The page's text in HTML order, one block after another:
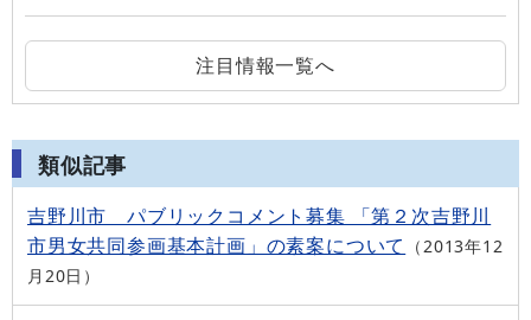
注目情報一覧へ
類似記事
吉野川市 パブリックコメント募集 「第２次吉野川
市男女共同参画基本計画」の素案について
2013年12
月20日